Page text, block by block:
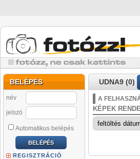
BELÉPÉS
név
jelszó
Automatikus belépés
REGISZTRÁCIÓ
UDNA9 (0)
A
KÉPEK